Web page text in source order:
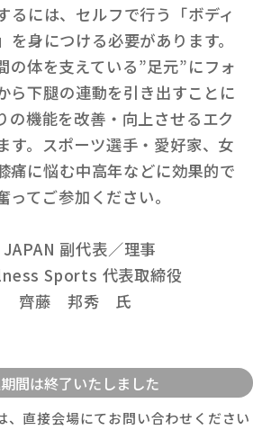
るには、セルフで行う「ボディ
を身につける必要があります。
の体を支えている”足元”にフォ
ら下腿の連動を引き出すことに
の機能を改善・向上させるエク
す。スポーツ選手・愛好家、女
痛に悩む中高年などに効果的で
ってご参加ください。
JAPAN 副代表／理事
Sports 代表取締役
藤 邦秀 氏
、直接会場にてお問い合わせください